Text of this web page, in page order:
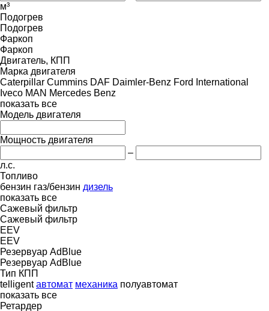
м³
Подогрев
Подогрев
Фаркоп
Фаркоп
Двигатель, КПП
Марка двигателя
Caterpillar Cummins DAF Daimler-Benz Ford
International
Iveco MAN Mercedes Benz
показать все
Модель двигателя
Мощность двигателя
–
л.с.
Топливо
бензин газ/бензин дизель
показать все
Сажевый фильтр
Сажевый фильтр
EEV
EEV
Резервуар AdBlue
Резервуар AdBlue
Тип КПП
telligent автомат механика полуавтомат
показать все
Ретардер